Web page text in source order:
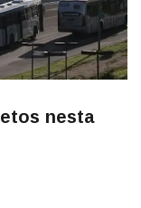
nesta